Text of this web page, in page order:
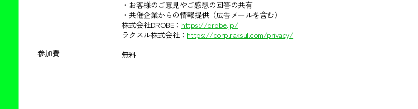
・お客様のご意見やご感想の回答の共有
・共催企業からの情報提供（広告メールを含む）
株式会社DROBE： https://drobe.jp/
ラクスル株式会社： https://corp.raksul.com/privacy/
参加費
無料